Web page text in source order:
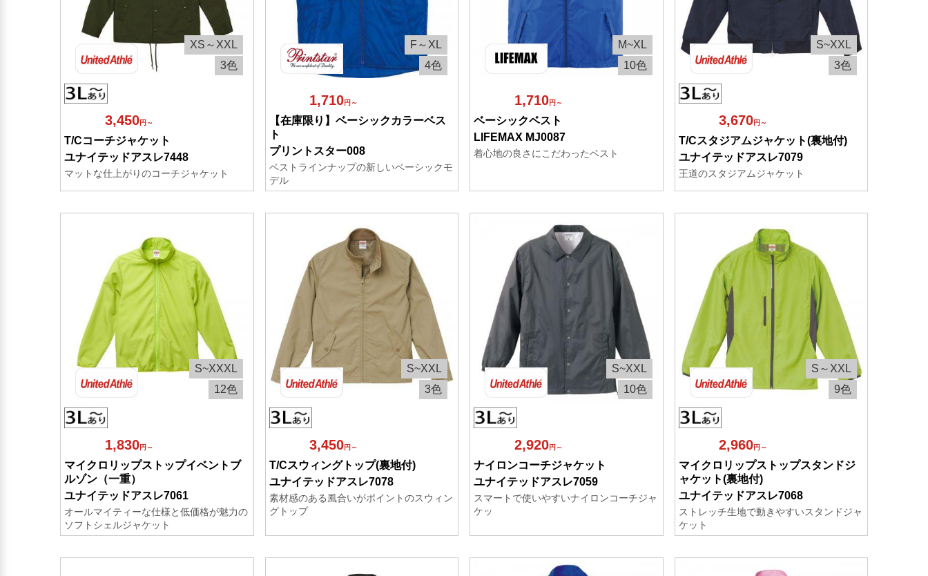
3色
XS～XXL
3,450円～
T/Cコーチジャケット
ユナイテッドアスレ7448
マットな仕上がりのコーチジャケット
4色
F～XL
1,710円～
【在庫限り】ベーシックカラーベス
ト
プリントスター008
ベストラインナップの新しいベーシックモ
デル
10色
M~XL
1,710円～
ベーシックベスト
LIFEMAX MJ0087
着心地の良さにこだわったベスト
3色
S~XXL
3,670円～
T/Cスタジアムジャケット(裏地付)
ユナイテッドアスレ7079
王道のスタジアムジャケット
12色
S~XXXL
1,830円～
マイクロリップストップイベントブ
ルゾン（一重）
ユナイテッドアスレ7061
オールマイティーな仕様と低価格が魅力の
ソフトシェルジャケット
3色
S~XXL
3,450円～
T/Cスウィングトップ(裏地付)
ユナイテッドアスレ7078
素材感のある風合いがポイントのスウィン
グトップ
10色
S~XXL
2,920円～
ナイロンコーチジャケット
ユナイテッドアスレ7059
スマートで使いやすいナイロンコーチジャ
ケッ
9色
S～XXL
2,960円～
マイクロリップストップスタンドジ
ャケット(裏地付)
ユナイテッドアスレ7068
ストレッチ生地で動きやすいスタンドジャ
ケット